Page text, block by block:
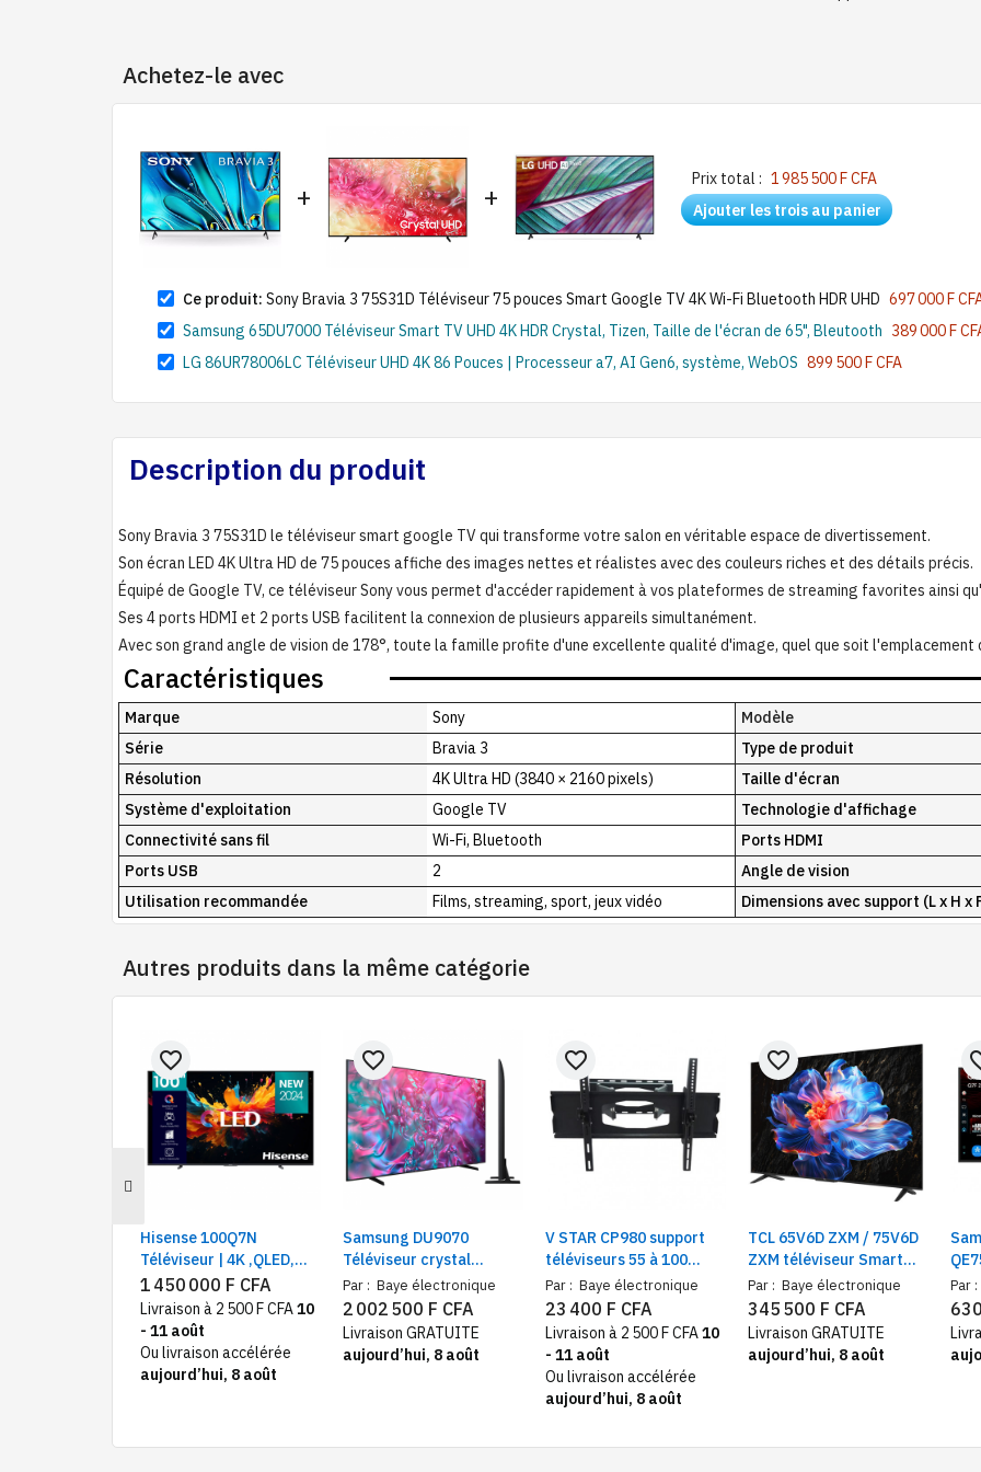
Achetez-le avec
+ +
Prix total : 1 985 500 F CFA
Ajouter les trois au panier
Ce produit: Sony Bravia 3 75S31D Téléviseur 75 pouces Smart Google TV 4K Wi-Fi Bluetooth HDR UHD 697 000 F
Samsung 65DU7000 Téléviseur Smart TV UHD 4K HDR Crystal, Tizen, Taille de l'écran de 65", Bleutooth 389 000 F
LG 86UR78006LC Téléviseur UHD 4K 86 Pouces | Processeur a7, AI Gen6, système, WebOS 899 500 F CFA
Description du produit
Sony Bravia 3 75S31D le téléviseur smart google TV qui transforme votre salon en véritable espace de divertissement.
Son écran LED 4K Ultra HD de 75 pouces affiche des images nettes et réalistes avec des couleurs riches et des détails précis.
Équipé de Google TV, ce téléviseur Sony vous permet d'accéder rapidement à vos plateformes de streaming favorites ainsi
Ses 4 ports HDMI et 2 ports USB facilitent la connexion de plusieurs appareils simultanément.
Avec son grand angle de vision de 178°, toute la famille profite d'une excellente qualité d'image, quel que soit l'emplacement
Caractéristiques
Marque Sony
Modèle
Série
Bravia 3
Type de produit
Résolution
4K Ultra HD (3840 × 2160 pixels)
Taille d'écran
Système d'exploitation
Google TV
Technologie d'affichage
Connectivité sans fil
Wi-Fi, Bluetooth
Ports HDMI
Ports USB
2
Angle de vision
Utilisation recommandée
Films, streaming, sport, jeux vidéo Dimensions avec support (L x H x
Autres produits dans la même catégorie
Hisense 100Q7N
Téléviseur | 4K ,QLED,
Smart TV, Ecran 100",
Bluetooth
favorite_border
1 450 000 F CFA
Livraison à 2 500 F CFA10
- 11 août
Ou livraison accélérée
aujourd’hui, 8 août
Samsung DU9070
Téléviseur crystal
processor 98", 4K Smart
TV, UHD
Par : Baye électronique
favorite_border
2 002 500 F CFA
Livraison GRATUITE
aujourd’hui, 8 août
V STAR CP980 support
téléviseurs 55 à 100
pouces mural pivotant
Par : Baye électronique
favorite_border
23 400 F CFA
Livraison à 2 500 F CFA10
- 11 août
Ou livraison accélérée
aujourd’hui, 8 août
TCL 65V6D ZXM / 75V6D
ZXM téléviseur Smart
Google TV 4K UHD –
Ecran 65" / 75", Wi-Fi,
HDR10, contrôle vocal
Par : Baye électronique
favorite_border
345 500 F CFA
Livraison GRATUITE
aujourd’hui, 8 août
75
Par :